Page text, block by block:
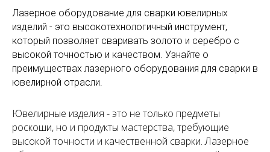
Лазерное оборудование для сварки ювелирных
изделий - это высокотехнологичный инструмент,
который позволяет сваривать золото и серебро с
высокой точностью и качеством. Узнайте о
преимуществах лазерного оборудования для сварки в
ювелирной отрасли.
Ювелирные изделия - это не только предметы
роскоши, но и продукты мастерства, требующие
высокой точности и качественной сварки. Лазерное